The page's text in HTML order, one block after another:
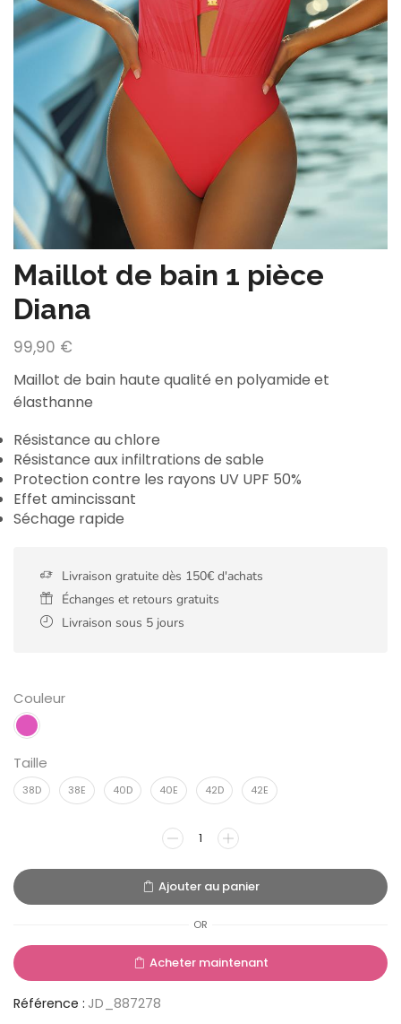
Maillot de bain 1 pièce
Diana
99,90 €
Maillot de bain haute qualité en polyamide et
élasthanne
Résistance au chlore
Résistance aux infiltrations de sable
Protection contre les rayons UV UPF 50%
Effet amincissant
Séchage rapide
Livraison gratuite dès 150€ d'achats
Échanges et retours gratuits
Livraison sous 5 jours
Couleur
Taille
38D 38E 40D 40E 42D 42E
Ajouter au panier
OR
Acheter maintenant
Référence : JD_887278